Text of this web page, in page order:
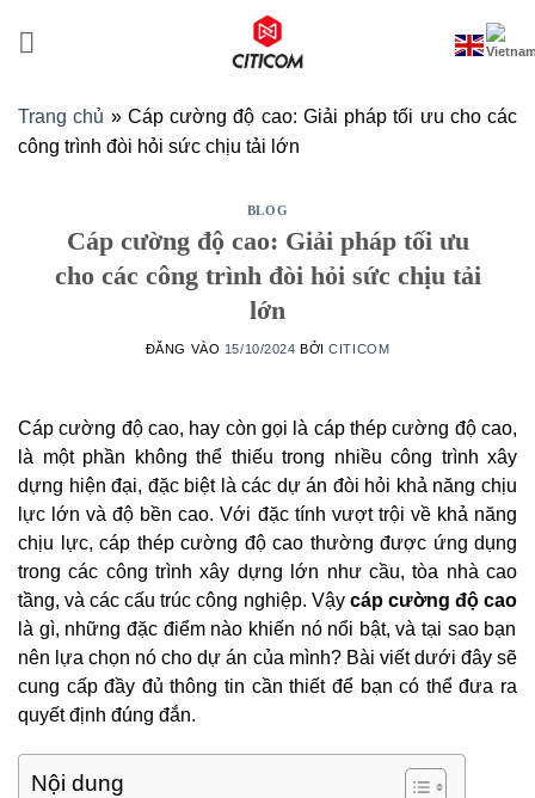
Trang chủ » Cáp cường độ cao: Giải pháp tối ưu cho các
công trình đòi hỏi sức chịu tải lớn
BLOG
Cáp cường độ cao: Giải pháp tối ưu
cho các công trình đòi hỏi sức chịu tải
lớn
ĐĂNG VÀO 15/10/2024 BỞICITICOM
Cáp cường độ cao, hay còn gọi là cáp thép cường độ cao,
là một phần không thể thiếu trong nhiều công trình xây
dựng hiện đại, đặc biệt là các dự án đòi hỏi khả năng chịu
lực lớn và độ bền cao. Với đặc tính vượt trội về khả năng
chịu lực, cáp thép cường độ cao thường được ứng dụng
trong các công trình xây dựng lớn như cầu, tòa nhà cao
tầng, và các cấu trúc công nghiệp. Vậy cáp cường độ cao
là gì, những đặc điểm nào khiến nó nổi bật, và tại sao bạn
nên lựa chọn nó cho dự án của mình? Bài viết dưới đây sẽ
cung cấp đầy đủ thông tin cần thiết để bạn có thể đưa ra
quyết định đúng đắn.
Nội dung